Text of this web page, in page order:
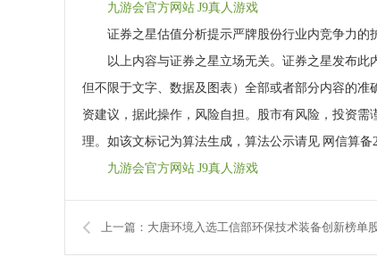
九游会官方网站 J9真人游戏
证券之星估值分析提示严牌股份行业内竞争力的
以上内容与证券之星立场无关。证券之星发布此
但不限于文字、数据及图表）全部或者部分内容的
资建议，据此操作，风险自担。股市有风险，投资
理。如该文标记为算法生成，算法公示请见 网信算备
九游会官方网站 J9真人游戏
上一篇：大唐环境入选工信部环保技术装备创新榜单